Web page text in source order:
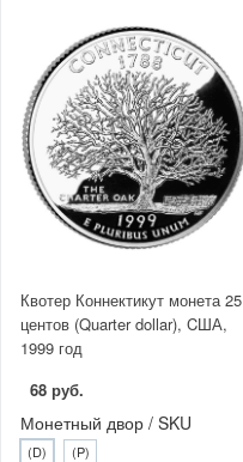
Квотер Коннектикут монета 25
центов (Quarter dollar), CША,
1999 год
68 руб.
Монетный двор / SKU
(D) (P)